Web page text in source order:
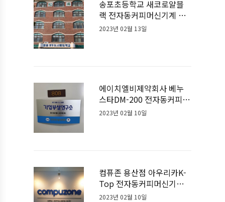
송포초등학교 새코로얄블
랙 전자동커피머신기계 설
치사례
2023년 02월 13일
에이치엘비제약회사 베누
스타DM-200 전자동커피머
신기계 설치사례
2023년 02월 10일
컴퓨존 용산점 아우리카K-
Top 전자동커피머신기계
설치사례
2023년 02월 10일